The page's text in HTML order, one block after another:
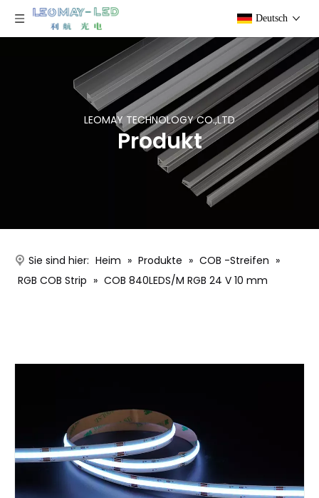
Deutsch
LEOMAY TECHNOLOGY CO.,LTD
Produkt
Sie sind hier: Heim » Produkte » COB -Streifen »
RGB COB Strip » COB 840LEDS/M RGB 24 V 10 mm